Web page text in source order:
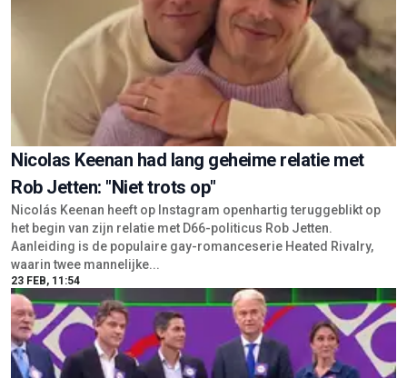
Nicolas Keenan had lang geheime relatie met
Rob Jetten: "Niet trots op"
Nicolás Keenan heeft op Instagram openhartig teruggeblikt op
het begin van zijn relatie met D66-politicus Rob Jetten.
Aanleiding is de populaire gay-romanceserie Heated Rivalry,
waarin twee mannelijke...
23 FEB, 11:54